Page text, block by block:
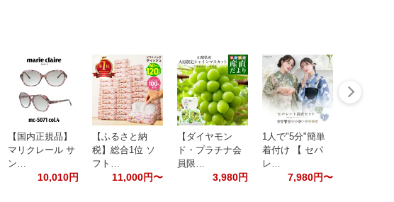
【国内正規品】
マリクレール サ
ン…
10,010円
【ふるさと納
税】総合1位 ソ
フト…
11,000円〜
【ダイヤモン
ド・プラチナ会
員限…
3,980円
1人で"5分"簡単
着付け 【 セパ
レ…
7,980円〜